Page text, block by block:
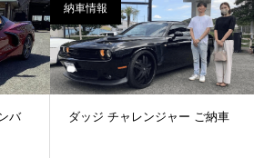
バ
納車情報
ダッジ チャレンジャー ご納車